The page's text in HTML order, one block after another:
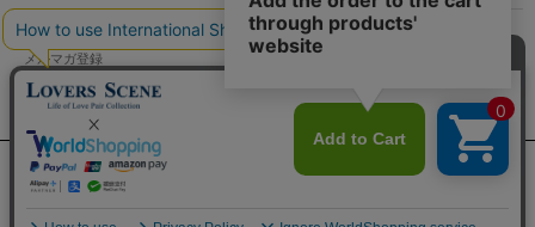
サイトマップ
メルマガ登録
お問い合わせ
表示：スマートフォン｜PC